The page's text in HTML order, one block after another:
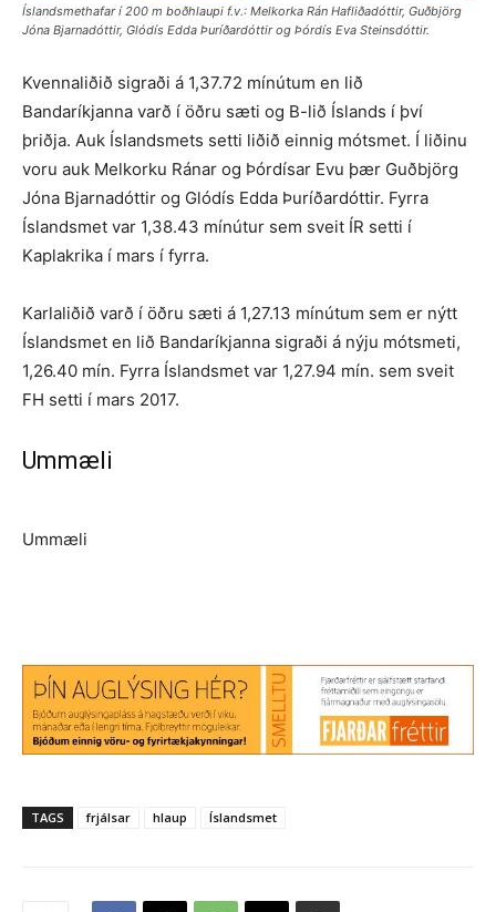
Íslandsmethafar í 200 m boðhlaupi f.v.: Melkorka Rán Hafliðadóttir, Guðbjörg
Jóna Bjarnadóttir, Glódís Edda Þuríðardóttir og Þórdís Eva Steinsdóttir.
Kvennaliðið sigraði á 1,37.72 mínútum en lið
Bandaríkjanna varð í öðru sæti og B-lið Íslands í því
þriðja. Auk Íslandsmets setti liðið einnig mótsmet. Í liðinu
voru auk Melkorku Ránar og Þórdísar Evu þær Guðbjörg
Jóna Bjarnadóttir og Glódís Edda Þuríðar­dóttir. Fyrra
Íslandsmet var 1,38.43 mínútur sem sveit ÍR setti í
Kaplakrika í mars í fyrra.
Karlaliðið varð í öðru sæti á 1,27.13 mínútum sem er nýtt
Íslandsmet en lið Bandaríkjanna sigraði á nýju mótsmeti,
1,26.40 mín. Fyrra Íslandsmet var 1,27.94 mín. sem sveit
FH setti í mars 2017.
Ummæli
Ummæli
TAGS frjálsar hlaup Íslandsmet